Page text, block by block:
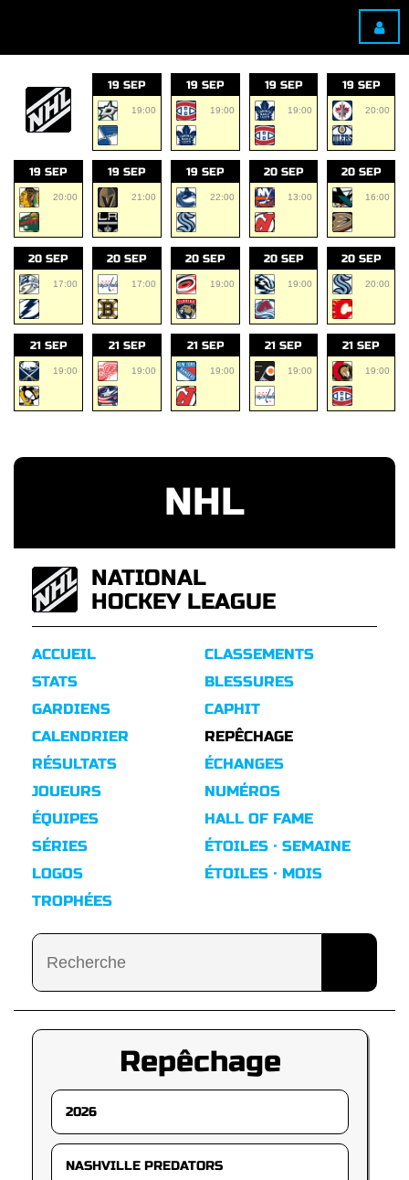
19 SEP
19:00
19 SEP
19:00
19 SEP
19:00
19 SEP
20:00
19 SEP
20:00
19 SEP
21:00
19 SEP
22:00
20 SEP
13:00
20 SEP
16:00
20 SEP
17:00
20 SEP
17:00
20 SEP
19:00
20 SEP
19:00
20 SEP
20:00
21 SEP
19:00
21 SEP
19:00
21 SEP
19:00
21 SEP
19:00
21 SEP
19:00
NHL
NATIONAL
HOCKEY LEAGUE
ACCUEIL
STATS
GARDIENS
CALENDRIER
RÉSULTATS
CLASSEMENTS
BLESSURES
CAPHIT
REPÊCHAGE
ÉCHANGES
JOUEURS
ÉQUIPES
SÉRIES
LOGOS
TROPHÉES
NUMÉROS
HALL OF FAME
ÉTOILES · SEMAINE
ÉTOILES · MOIS
Repêchage